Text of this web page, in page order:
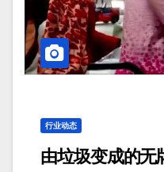
行业动态
由垃圾变成的无